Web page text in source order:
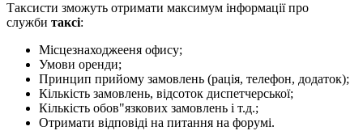
Таксисти зможуть отримати максимум інформації про
служби таксі:
Місцезнаходжееня офису;
Умови оренди;
Принцип прийому замовлень (рація, телефон, додаток);
Кількість замовлень, відсоток диспетчерської;
Кількість обов"язкових замовлень і т.д.;
Отримати відповіді на питання на форумі.